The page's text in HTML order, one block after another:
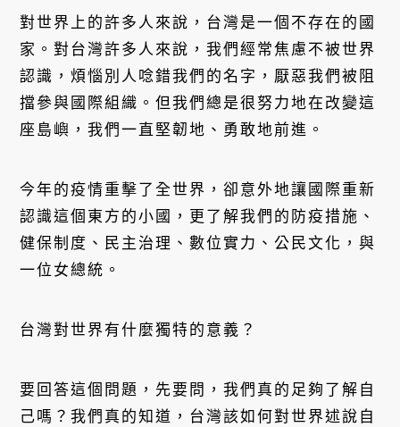
對世界上的許多人來說，台灣是一個不存在的國
家。對台灣許多人來說，我們經常焦慮不被世界
認識，煩惱別人唸錯我們的名字，厭惡我們被阻
擋參與國際組織。但我們總是很努力地在改變這
座島嶼，我們一直堅韌地、勇敢地前進。
今年的疫情重擊了全世界，卻意外地讓國際重新
認識這個東方的小國，更了解我們的防疫措施、
健保制度、民主治理、數位實力、公民文化，與
一位女總統。
台灣對世界有什麼獨特的意義？
要回答這個問題，先要問，我們真的足夠了解自
己嗎？我們真的知道，台灣該如何對世界述說自